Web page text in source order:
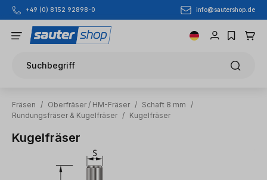
Zum Hauptinhalt springen
+49 (0) 8152 92898-0 info@sautershop.de
Suchbegriff
Fräsen / Oberfräser / HM-Fräser / Schaft 8 mm
/
Rundungsfräser & Kugelfräser / Kugelfräser
Kugelfräser